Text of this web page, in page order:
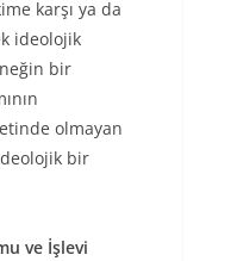
karşı ya da
ideolojik
bir
olmayan
bir
ve İşlevi